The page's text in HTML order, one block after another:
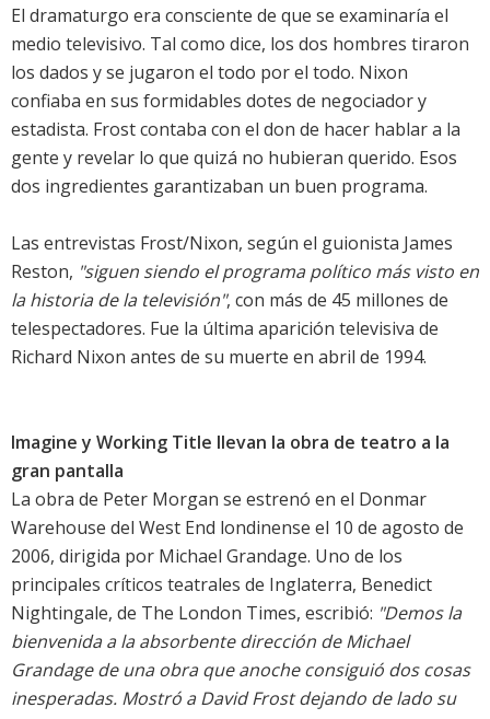
El dramaturgo era consciente de que se examinaría el
medio televisivo. Tal como dice, los dos hombres tiraron
los dados y se jugaron el todo por el todo. Nixon
confiaba en sus formidables dotes de negociador y
estadista. Frost contaba con el don de hacer hablar a la
gente y revelar lo que quizá no hubieran querido. Esos
dos ingredientes garantizaban un buen programa.
Las entrevistas Frost/Nixon, según el guionista James
Reston, "siguen siendo el programa político más visto en
la historia de la televisión", con más de 45 millones de
telespectadores. Fue la última aparición televisiva de
Richard Nixon antes de su muerte en abril de 1994.
Imagine y Working Title llevan la obra de teatro a la
gran pantalla
La obra de Peter Morgan se estrenó en el Donmar
Warehouse del West End londinense el 10 de agosto de
2006, dirigida por Michael Grandage. Uno de los
principales críticos teatrales de Inglaterra, Benedict
Nightingale, de The London Times, escribió: "Demos la
bienvenida a la absorbente dirección de Michael
Grandage de una obra que anoche consiguió dos cosas
inesperadas. Mostró a David Frost dejando de lado su